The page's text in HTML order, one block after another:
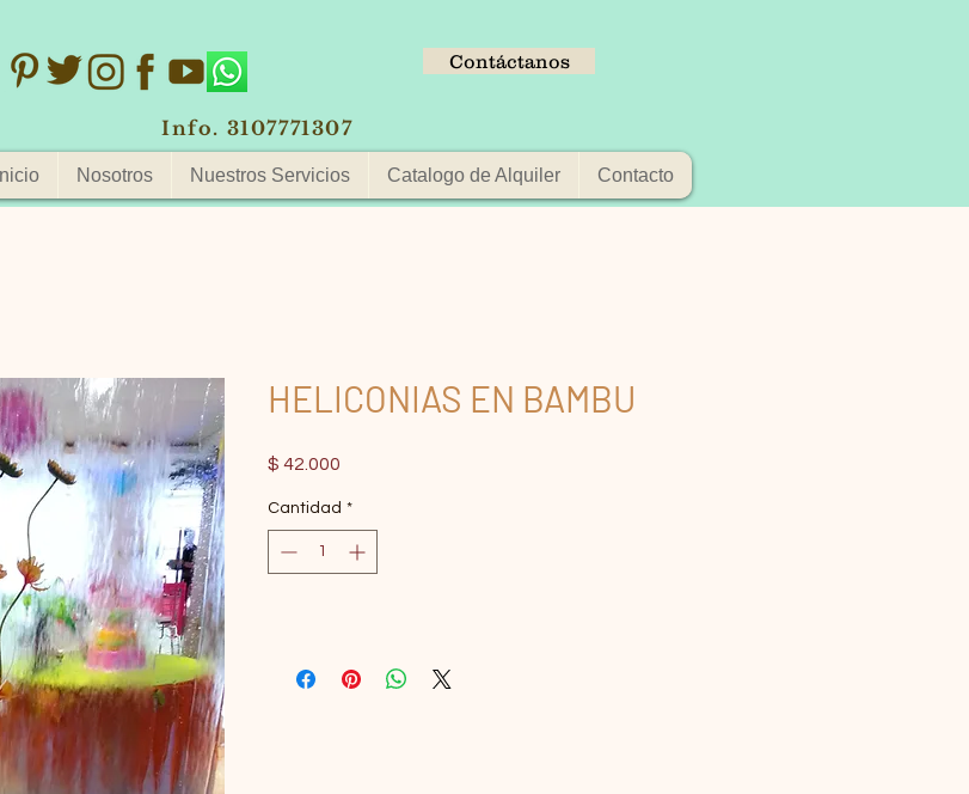
Contáctanos
Info. 3107771307
Inicio Nosotros Nuestros Servicios Catalogo de Alquiler Contacto
HELICONIAS EN BAMBU
$ 42.000Precio
Cantidad *